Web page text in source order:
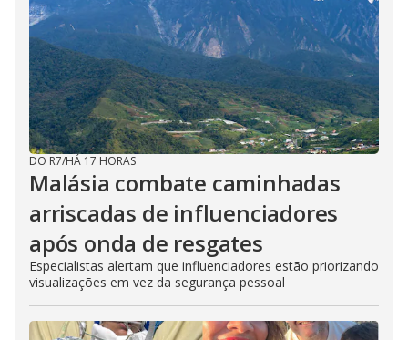
DO R7/HÁ 17 HORAS
Malásia combate caminhadas
arriscadas de influenciadores
após onda de resgates
Especialistas alertam que influenciadores estão priorizando
visualizações em vez da segurança pessoal